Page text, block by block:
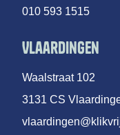
010 593 1515
Vlaardingen
Waalstraat 102
3131 CS